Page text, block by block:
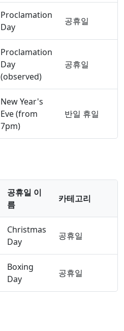
Proclamation
Day
공휴일
Proclamation
Day
(observed)
공휴일
New Year's
Eve (from
7pm)
반일 휴일
공휴일 이
름
카테고리
Christmas
Day
공휴일
Boxing
Day
공휴일